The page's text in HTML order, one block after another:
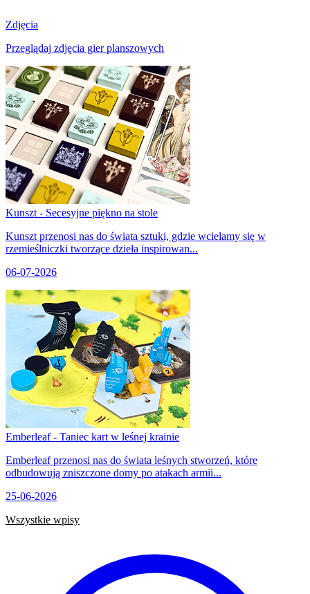
Zdjęcia
Przeglądaj zdjęcia gier planszowych
Kunszt - Secesyjne piękno na stole
Kunszt przenosi nas do świata sztuki, gdzie wcielamy się w
rzemieślniczki tworzące dzieła inspirowan...
06-07-2026
Emberleaf - Taniec kart w leśnej krainie
Emberleaf przenosi nas do świata leśnych stworzeń, które
odbudowują zniszczone domy po atakach armii...
25-06-2026
Wszystkie wpisy